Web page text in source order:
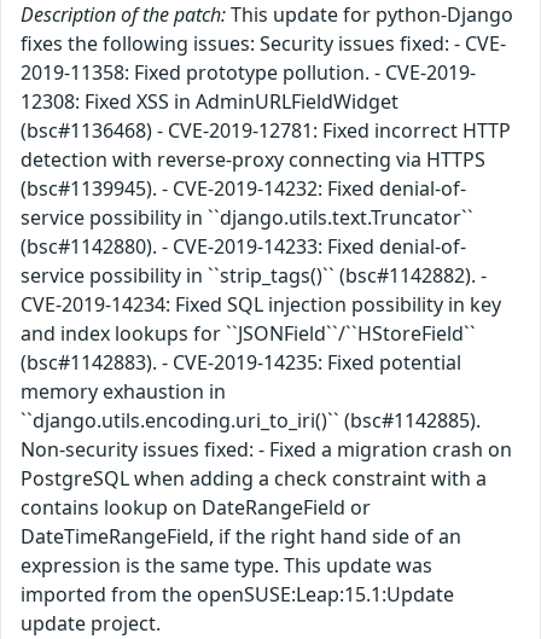
Description of the patch:This update for python-Django
fixes the following issues: Security issues fixed: - CVE-
2019-11358: Fixed prototype pollution. - CVE-2019-
12308: Fixed XSS in AdminURLFieldWidget
(bsc#1136468) - CVE-2019-12781: Fixed incorrect HTTP
detection with reverse-proxy connecting via HTTPS
(bsc#1139945). - CVE-2019-14232: Fixed denial-of-
service possibility in ``django.utils.text.Truncator``
(bsc#1142880). - CVE-2019-14233: Fixed denial-of-
service possibility in ``strip_tags()`` (bsc#1142882). -
CVE-2019-14234: Fixed SQL injection possibility in key
and index lookups for ``JSONField``/``HStoreField``
(bsc#1142883). - CVE-2019-14235: Fixed potential
memory exhaustion in
``django.utils.encoding.uri_to_iri()`` (bsc#1142885).
Non-security issues fixed: - Fixed a migration crash on
PostgreSQL when adding a check constraint with a
contains lookup on DateRangeField or
DateTimeRangeField, if the right hand side of an
expression is the same type. This update was
imported from the openSUSE:Leap:15.1:Update
update project.